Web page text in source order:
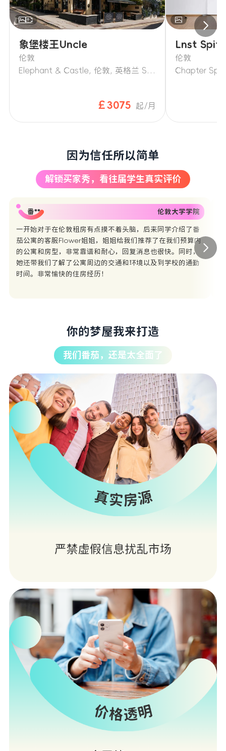
象堡楼王Uncle
伦敦
￡3075 起/月
Lnst
伦敦
因为信任所以简单
解锁买家秀，看往届学生真实评价
番** 伦敦大学学院
一开始对于在伦敦租房有点摸不着头脑，后来同学介绍了番
茄公寓的客服Flower姐姐，姐姐给我们推荐了在我们预算内
的公寓和房型，非常靠谱和耐心，回复消息也很快。同时，
她还带我们了解了公寓周边的交通和环境以及到学校的通勤
时间。非常愉快的住房经历！
你的梦屋我来打造
我们番茄，还是太全面了